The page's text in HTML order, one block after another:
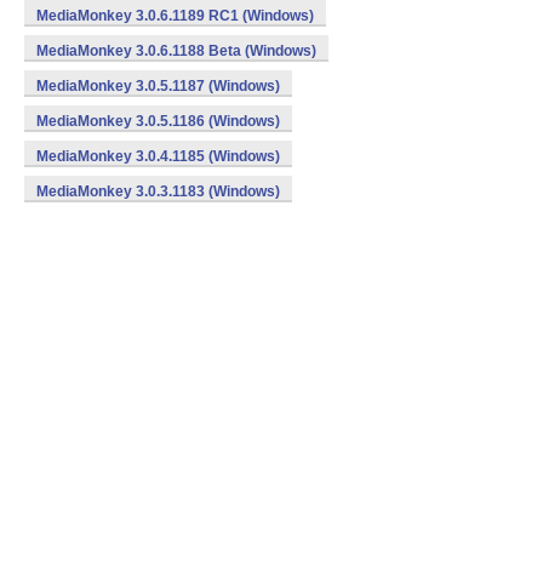
MediaMonkey 3.0.6.1189 RC1 (Windows)
MediaMonkey 3.0.6.1188 Beta (Windows)
MediaMonkey 3.0.5.1187 (Windows)
MediaMonkey 3.0.5.1186 (Windows)
MediaMonkey 3.0.4.1185 (Windows)
MediaMonkey 3.0.3.1183 (Windows)